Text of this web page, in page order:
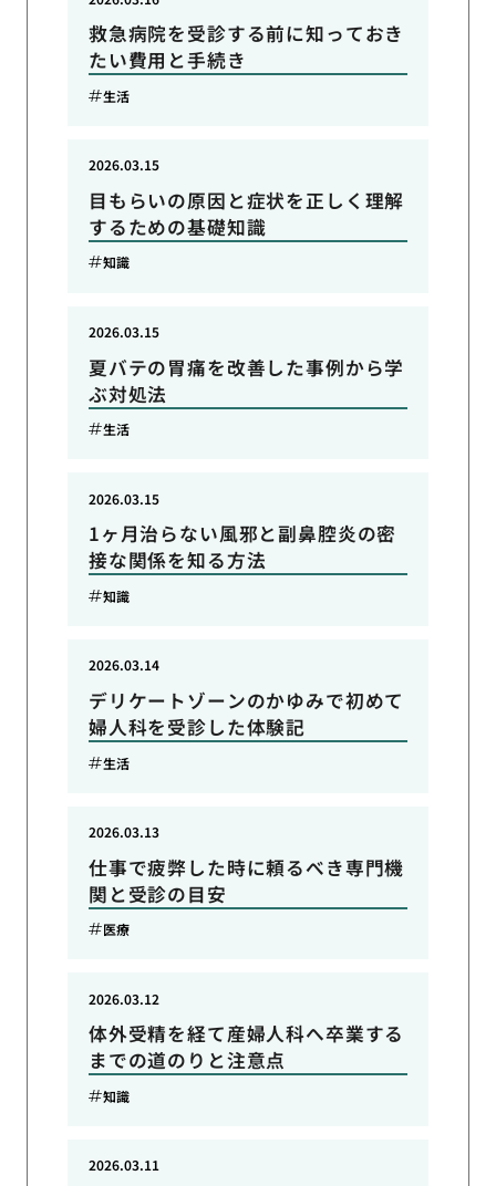
救急病院を受診する前に知っておき
たい費用と手続き
生活
目もらいの原因と症状を正しく理解
するための基礎知識
2026.03.15
知識
夏バテの胃痛を改善した事例から学
ぶ対処法
2026.03.15
生活
1ヶ月治らない風邪と副鼻腔炎の密
接な関係を知る方法
2026.03.15
知識
デリケートゾーンのかゆみで初めて
婦人科を受診した体験記
2026.03.14
生活
仕事で疲弊した時に頼るべき専門機
関と受診の目安
2026.03.13
医療
体外受精を経て産婦人科へ卒業する
までの道のりと注意点
2026.03.12
知識
2026.03.11